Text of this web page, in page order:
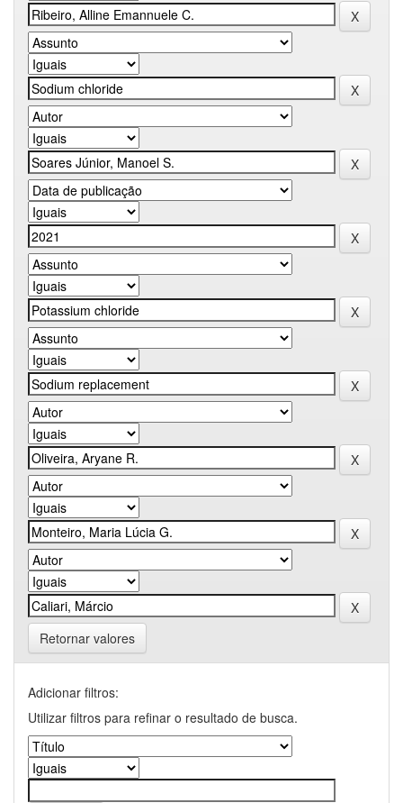
Retornar valores
Adicionar filtros:
Utilizar filtros para refinar o resultado de busca.